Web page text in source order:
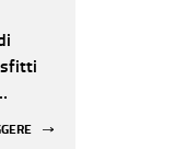
sfitti